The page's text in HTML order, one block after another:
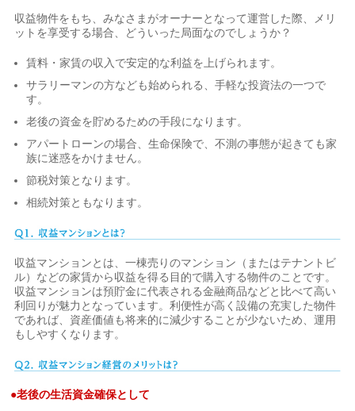
収益物件をもち、みなさまがオーナーとなって運営した際、メリ
ットを享受する場合、どういった局面なのでしょうか？
賃料・家賃の収入で安定的な利益を上げられます。
サラリーマンの方なども始められる、手軽な投資法の一つで
す。
老後の資金を貯めるための手段になります。
アパートローンの場合、生命保険で、不測の事態が起きても家
族に迷惑をかけません。
節税対策となります。
相続対策ともなります。
収益マンションとは、一棟売りのマンション（またはテナントビ
ル）などの家賃から収益を得る目的で購入する物件のことです。
収益マンションは預貯金に代表される金融商品などと比べて高い
利回りが魅力となっています。利便性が高く設備の充実した物件
であれば、資産価値も将来的に減少することが少ないため、運用
もしやすくなります。
●老後の生活資金確保として